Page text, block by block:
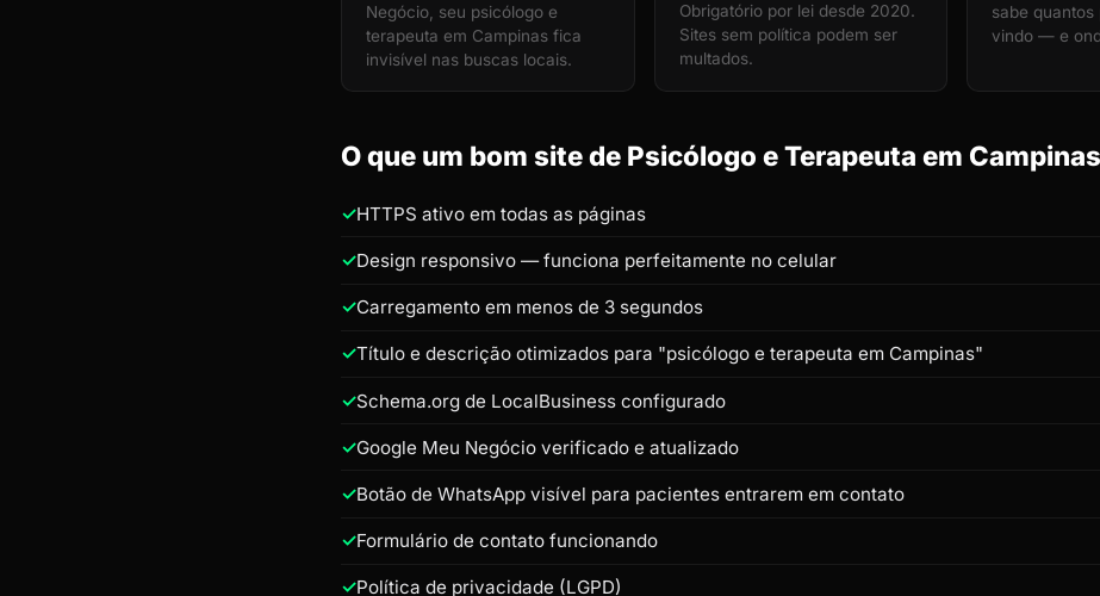
Negócio, seu psicólogo e
terapeuta em Campinas fica
invisível nas buscas locais.
Obrigatório por lei desde 2020.
Sites sem política podem ser
multados.
sabe
vindo — e
O que um bom site de Psicólogo e Terapeuta em
HTTPS ativo em todas as páginas
Design responsivo — funciona perfeitamente no celular
Carregamento em menos de 3 segundos
Título e descrição otimizados para "psicólogo e terapeuta em Campinas"
Schema.org de LocalBusiness configurado
Google Meu Negócio verificado e atualizado
Botão de WhatsApp visível para pacientes entrarem em contato
Formulário de contato funcionando
Política de privacidade (LGPD)